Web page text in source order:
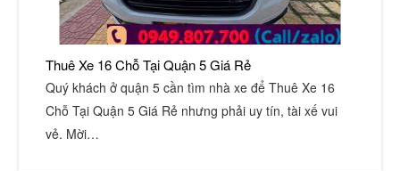
Thuê Xe 16 Chỗ Tại Quận 5 Giá Rẻ
Quý khách ở quận 5 cần tìm nhà xe để Thuê Xe 16
Chỗ Tại Quận 5 Giá Rẻ nhưng phải uy tín, tài xế vui
vẻ. Mời…